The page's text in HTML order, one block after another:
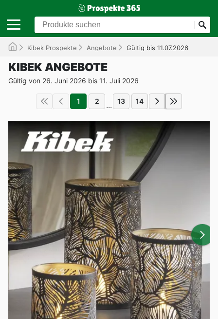
Kibek Prospekte Angebote Gültig bis 11.07.2026
KIBEK ANGEBOTE
Gültig von 26. Juni 2026 bis 11. Juli 2026
1 2 ... 13 14